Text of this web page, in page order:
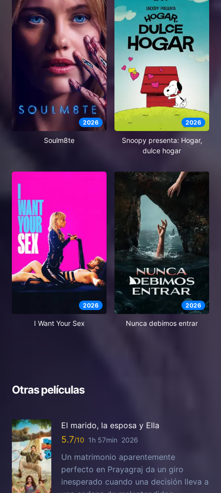
2026
Soulm8te
2026
Snoopy presenta: Hogar,
dulce hogar
2026
I Want Your Sex
2026
Nunca debimos entrar
Otras películas
El marido, la esposa y Ella
5.7 1h 57min 2026
Un matrimonio aparentemente
perfecto en Prayagraj da un giro
inesperado cuando una decisión lleva a